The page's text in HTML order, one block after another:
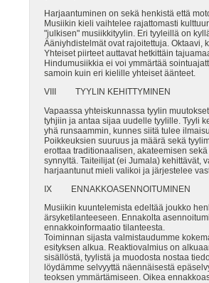
Harjaantuminen on sekä henkistä että
Musiikin kieli vaihtelee rajattomasti
"julkisen" musiikkityylin. Eri tyyleillä on
Ääniyhdistelmät ovat rajoitettuja. Oktaavi,
Yhteiset piirteet auttavat hetkittäin
Hindumusiikkia ei voi ymmärtää
samoin kuin eri kielille yhteiset äänteet.
VIII TYYLIN KEHITTYMINEN
Vapaassa yhteiskunnassa tyylin
tyhjiin ja antaa sijaa uudelle tyylille. Tyyli
yhä runsaammin, kunnes siitä tulee
Poikkeuksien suuruus ja määrä sekä
erottaa traditionaalisen, akateemisen
synnyltä. Taiteilijat (ei Jumala) kehittävät,
harjaantunut mieli valikoi ja järjestelee
IX ENNAKKOASENNOITUMINEN
Musiikin kuuntelemista edeltää joukko
ärsyketilanteeseen. Ennakolta
ennakkoinformaatio tilanteesta.
Toiminnan sijasta valmistaudumme
esityksen alkua. Reaktiovalmius on
sisällöstä, tyylistä ja muodosta nostaa
löydämme selvyyttä näennäisestä
teoksen ymmärtämiseen. Oikea